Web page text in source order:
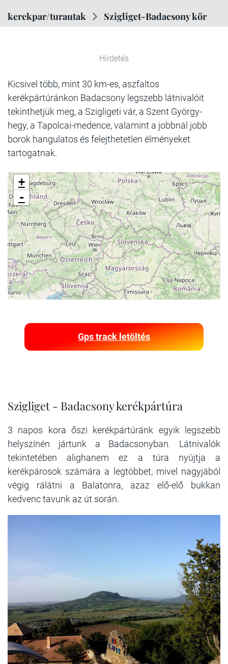
kerekpar/turautak Szigliget-Badacsony kör
Hirdetés
Kicsivel több, mint 30 km-es, aszfaltos
kerékpártúránkon Badacsony legszebb látnivalóit
tekinthetjük meg, a Szigligeti vár, a Szent György-
hegy, a Tapolcai-medence, valamint a jobbnál jobb
borok hangulatos és felejthetetlen élményeket
tartogatnak.
+
-
Gps track letöltés
Szigliget - Badacsony kerékpártúra
3 napos kora őszi kerékpártúránk egyik legszebb
helyszínén jártunk a Badacsonyban. Látnivalók
tekintetében alighanem ez a túra nyújtja a
kerékpárosok számára a legtöbbet, mivel nagyjából
végig rálátni a Balatonra, azaz elő-elő bukkan
kedvenc tavunk az út során.